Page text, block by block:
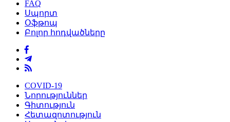
FAQ
Սպորտ
Օֆթոպ
Բոլոր հոդվածները
COVID-19
Նորություններ
Գիտություն
Հետազոտություն